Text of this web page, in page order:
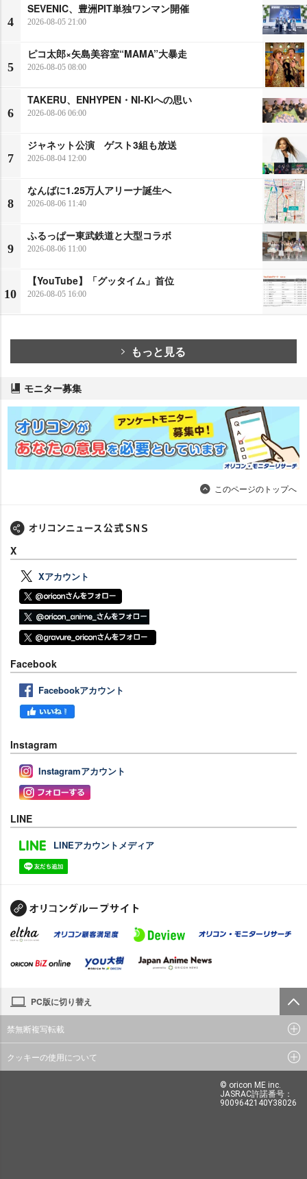
4
SEVENIC、豊洲PIT単独ワンマン開催
2026-08-05 21:00
5
ピコ太郎×矢島美容室“MAMA”大暴走
2026-08-05 08:00
6
TAKERU、ENHYPEN・NI-KIへの思い
2026-08-06 06:00
7
ジャネット公演 ゲスト3組も放送
2026-08-04 12:00
8
なんばに1.25万人アリーナ誕生へ
2026-08-06 11:40
9
ふるっぱー東武鉄道と大型コラボ
2026-08-06 11:00
10
【YouTube】「グッタイム」首位
2026-08-05 16:00
もっと見る
モニター募集
このページのトップへ
X
Xアカウント
Facebook
Facebookアカウント
Instagram
Instagramアカウント
LINE
LINEアカウントメディア
PC版に切り替え
禁無断複写転載
クッキーの使用について
© oricon ME inc.
JASRAC許諾番号：
9009642140Y38026